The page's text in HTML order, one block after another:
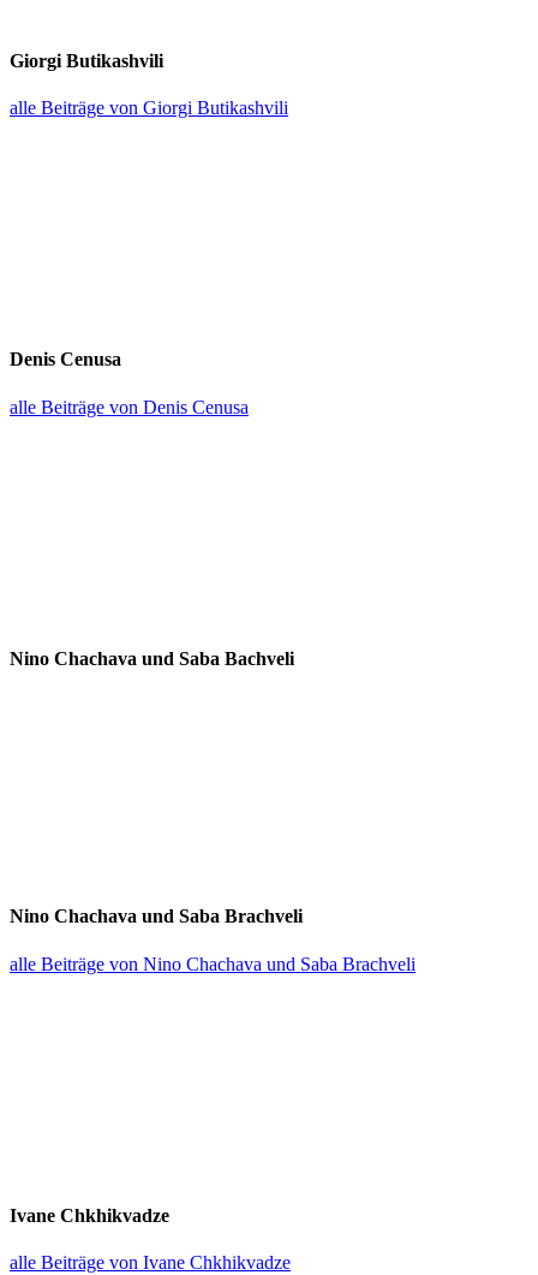
Giorgi Butikashvili
alle Beiträge von Giorgi Butikashvili
Denis Cenusa
alle Beiträge von Denis Cenusa
Nino Chachava und Saba Bachveli
Nino Chachava und Saba Brachveli
alle Beiträge von Nino Chachava und Saba Brachveli
Ivane Chkhik­vadze
alle Beiträge von Ivane Chkhikvadze